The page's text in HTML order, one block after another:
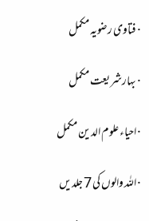
· فتاوی رضویہ مکمل
· بہارشریعت مکمل
· احیاء علوم الدین مکمل
· اللہ والوں کی 7 جلدیں